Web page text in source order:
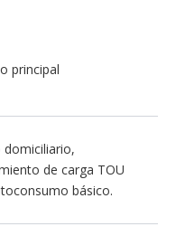
principal
domiciliario,
de carga TOU
básico.